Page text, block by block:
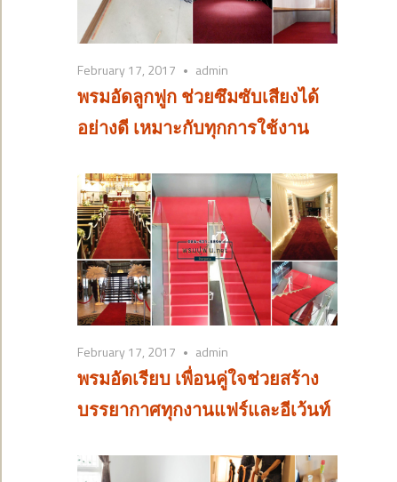
February 17, 2017 admin
พรมอัดลูกฟูก ช่วยซึมซับเสียงได้
อย่างดี เหมาะกับทุกการใช้งาน
February 17, 2017 admin
พรมอัดเรียบ เพื่อนคู่ใจช่วยสร้าง
บรรยากาศทุกงานแฟร์และอีเว้นท์